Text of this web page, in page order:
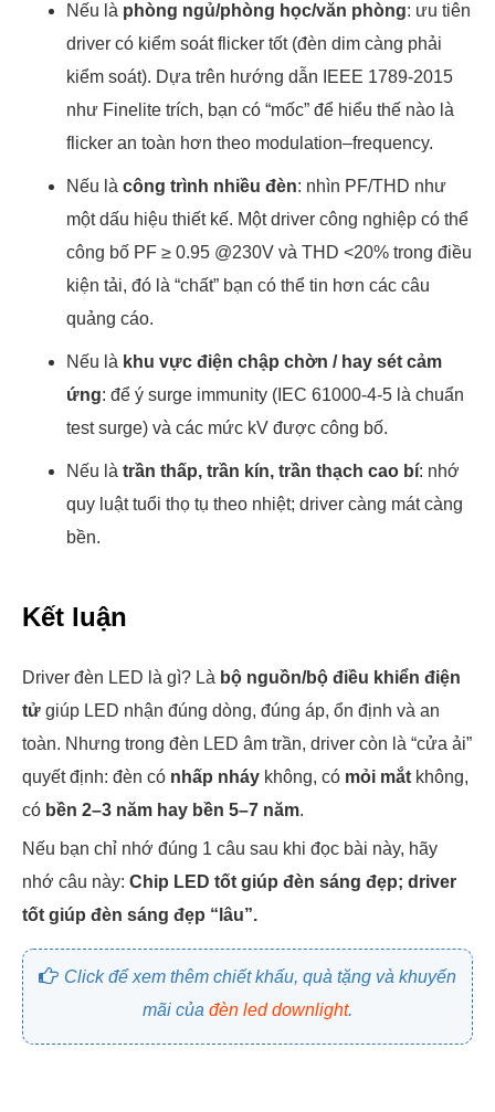
Nếu là phòng ngủ/phòng học/văn phòng: ưu tiên
driver có kiểm soát flicker tốt (đèn dim càng phải
kiểm soát). Dựa trên hướng dẫn IEEE 1789-2015
như Finelite trích, bạn có “mốc” để hiểu thế nào là
flicker an toàn hơn theo modulation–frequency.
Nếu là công trình nhiều đèn: nhìn PF/THD như
một dấu hiệu thiết kế. Một driver công nghiệp có thể
công bố PF ≥ 0.95 @230V và THD <20% trong điều
kiện tải, đó là “chất” bạn có thể tin hơn các câu
quảng cáo.
Nếu là khu vực điện chập chờn / hay sét cảm
ứng: để ý surge immunity (IEC 61000-4-5 là chuẩn
test surge) và các mức kV được công bố.
Nếu là trần thấp, trần kín, trần thạch cao bí: nhớ
quy luật tuổi thọ tụ theo nhiệt; driver càng mát càng
bền.
Kết luận
Driver đèn LED là gì? Là bộ nguồn/bộ điều khiển điện
tử giúp LED nhận đúng dòng, đúng áp, ổn định và an
toàn. Nhưng trong đèn LED âm trần, driver còn là “cửa ải”
quyết định: đèn có nhấp nháy không, có mỏi mắt không,
có bền 2–3 năm hay bền 5–7 năm.
Nếu bạn chỉ nhớ đúng 1 câu sau khi đọc bài này, hãy
nhớ câu này: Chip LED tốt giúp đèn sáng đẹp; driver
tốt giúp đèn sáng đẹp “lâu”.
Click để xem thêm chiết khấu, quà tặng và khuyến
mãi của đèn led downlight.